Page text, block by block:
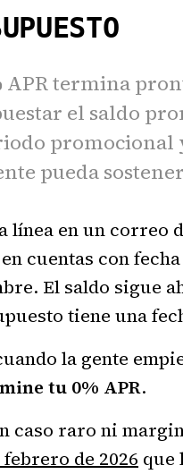
APR termina
el saldo
promocional
pueda
línea en un correo
cuentas con
El saldo sigue
tiene una
la gente
tu 0% APR.
caso raro ni
febrero de 2026 que